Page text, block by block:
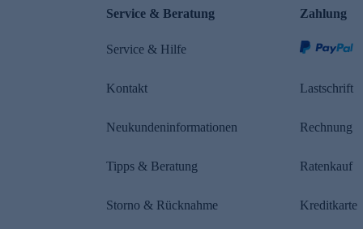
Service & Beratung
Service & Hilfe
Kontakt
Neukundeninformationen
Tipps & Beratung
Storno & Rücknahme
Zahlung
Lastschrift
Rechnung
Ratenkauf
Kreditkarte